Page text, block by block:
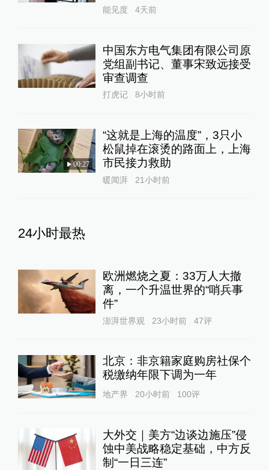
能见度 4天前
中国东方电气集团有限公司原
党组副书记、董事宋致远接受
审查调查
打虎记 8小时前
00:27
“这就是上海的温度”，3只小
松鼠掉在滚烫的路面上，上海
市民接力救助
暖闻湃 21小时前
24小时最热
欧洲燃烧之夏：33万人大撤
离，一个升温世界的“哨兵事
件”
澎湃世界观 23小时前 47评
北京：非京籍家庭购房社保个
税缴纳年限下调为一年
地产界 20小时前 100评
大外交｜美方“边谈边施压”侵
蚀中美战略稳定基础，中方反
制“一日三连”